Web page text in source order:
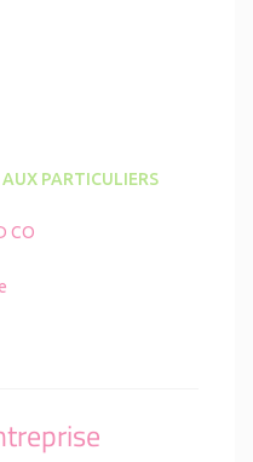
AUX PARTICULIERS
CO